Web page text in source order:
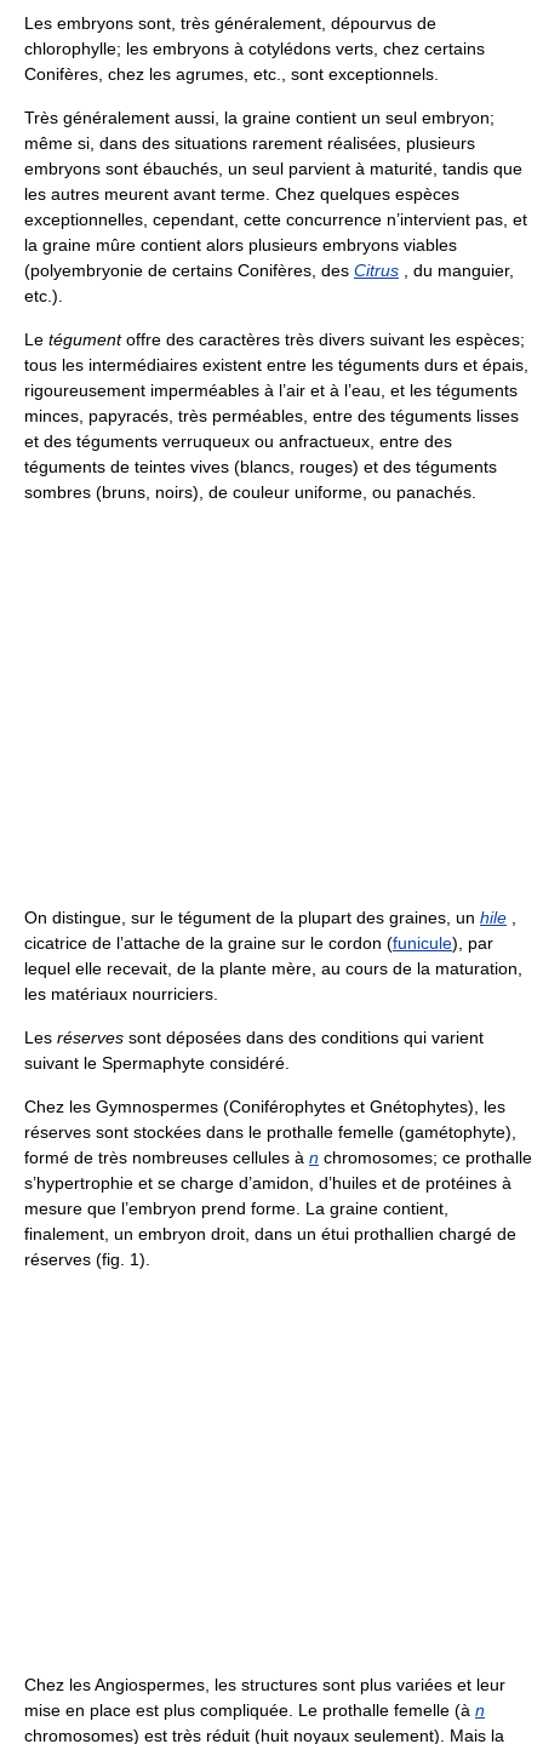
Les embryons sont, très généralement, dépourvus de
chlorophylle; les embryons à cotylédons verts, chez certains
Conifères, chez les agrumes, etc., sont exceptionnels.
Très généralement aussi, la graine contient un seul embryon;
même si, dans des situations rarement réalisées, plusieurs
embryons sont ébauchés, un seul parvient à maturité, tandis que
les autres meurent avant terme. Chez quelques espèces
exceptionnelles, cependant, cette concurrence n’intervient pas, et
la graine mûre contient alors plusieurs embryons viables
(polyembryonie de certains Conifères, des Citrus , du manguier,
etc.).
Le tégumentoffre des caractères très divers suivant les espèces;
tous les intermédiaires existent entre les téguments durs et épais,
rigoureusement imperméables à l’air et à l’eau, et les téguments
minces, papyracés, très perméables, entre des téguments lisses
et des téguments verruqueux ou anfractueux, entre des
téguments de teintes vives (blancs, rouges) et des téguments
sombres (bruns, noirs), de couleur uniforme, ou panachés.
On distingue, sur le tégument de la plupart des graines, un hile
cicatrice de l’attache de la graine sur le cordon (funicule), par
lequel elle recevait, de la plante mère, au cours de la maturation,
les matériaux nourriciers.
Les réserves sont déposées dans des conditions qui varient
suivant le Spermaphyte considéré.
Chez les Gymnospermes (Coniférophytes et Gnétophytes), les
réserves sont stockées dans le prothalle femelle (gamétophyte),
formé de très nombreuses cellules à n chromosomes; ce prothalle
s’hypertrophie et se charge d’amidon, d’huiles et de protéines à
mesure que l’embryon prend forme. La graine contient,
finalement, un embryon droit, dans un étui prothallien chargé de
réserves (fig. 1).
Chez les Angiospermes, les structures sont plus variées et leur
mise en place est plus compliquée. Le prothalle femelle (à n
chromosomes) est très réduit (huit noyaux seulement). Mais la